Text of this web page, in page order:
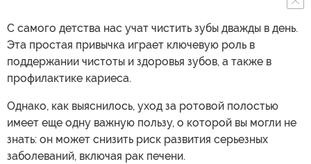
С самого детства нас учат чистить зубы дважды в день.
Эта простая привычка играет ключевую роль в
поддержании чистоты и здоровья зубов, а также в
профилактике кариеса.
Однако, как выяснилось, уход за ротовой полостью
имеет еще одну важную пользу, о которой вы могли не
знать: он может снизить риск развития серьезных
заболеваний, включая рак печени.